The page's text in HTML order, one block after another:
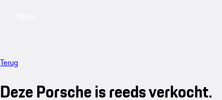
Terug
Deze Porsche is reeds verkocht.